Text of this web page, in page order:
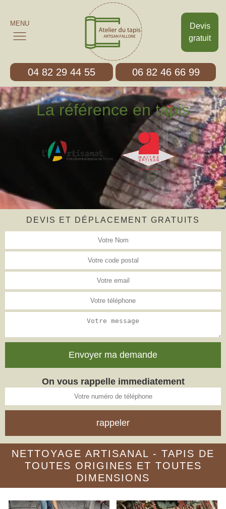
Devis
gratuit
MENU
04 82 29 44 55 06 82 46 66 99
La référence en tapis
DEVIS ET DÉPLACEMENT GRATUITS
On vous rappelle immediatement
NETTOYAGE ARTISANAL - TAPIS DE
TOUTES ORIGINES ET TOUTES
DIMENSIONS